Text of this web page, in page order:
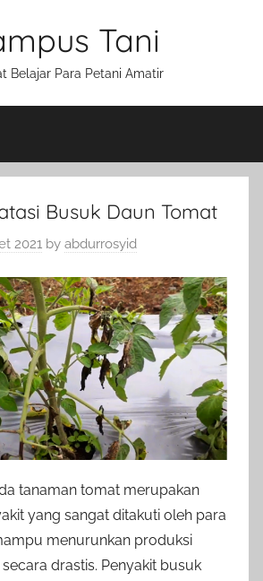
Tani
Belajar Para Petani Amatir
Busuk Daun Tomat
2021 by abdurrosyid
tanaman tomat merupakan
yang sangat ditakuti oleh para
menurunkan produksi
drastis. Penyakit busuk